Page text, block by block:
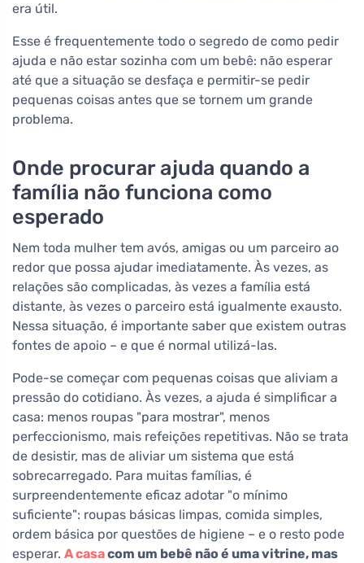
era útil.
Esse é frequentemente todo o segredo de como pedir
ajuda e não estar sozinha com um bebê: não esperar
até que a situação se desfaça e permitir-se pedir
pequenas coisas antes que se tornem um grande
problema.
Onde procurar ajuda quando a
família não funciona como
esperado
Nem toda mulher tem avós, amigas ou um parceiro ao
redor que possa ajudar imediatamente. Às vezes, as
relações são complicadas, às vezes a família está
distante, às vezes o parceiro está igualmente exausto.
Nessa situação, é importante saber que existem outras
fontes de apoio – e que é normal utilizá-las.
Pode-se começar com pequenas coisas que aliviam a
pressão do cotidiano. Às vezes, a ajuda é simplificar a
casa: menos roupas "para mostrar", menos
perfeccionismo, mais refeições repetitivas. Não se trata
de desistir, mas de aliviar um sistema que está
sobrecarregado. Para muitas famílias, é
surpreendentemente eficaz adotar "o mínimo
suficiente": roupas básicas limpas, comida simples,
ordem básica por questões de higiene – e o resto pode
esperar. A casacom um bebê não é uma vitrine, mas